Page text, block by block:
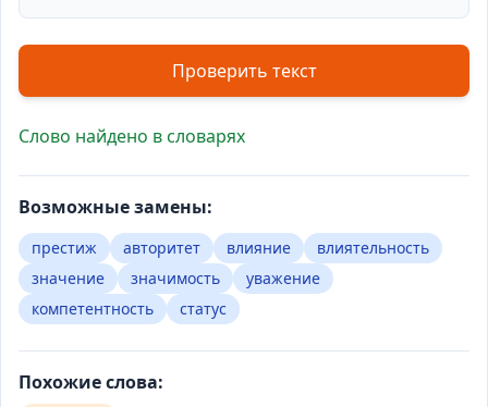
Проверить текст
Слово найдено в словарях
Возможные замены:
престиж авторитет влияние
влиятельность
значение
значимость
уважение
компетентность
статус
Похожие слова: